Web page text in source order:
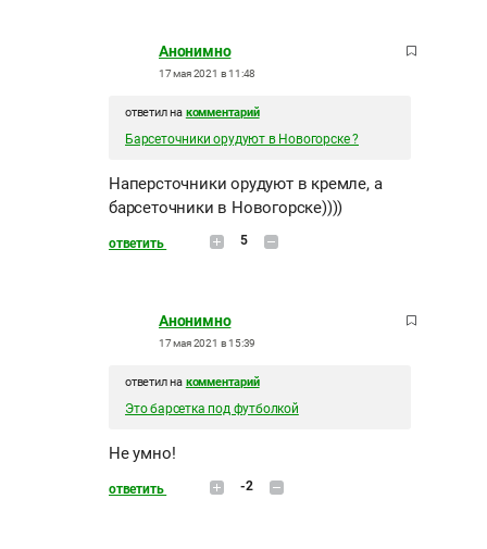
Анонимно
17 мая 2021 в 11:48
ответил на комментарий
Барсеточники орудуют в Новогорске ?
Наперсточники орудуют в кремле, а
барсеточники в Новогорске))))
ответить 5
Анонимно
17 мая 2021 в 15:39
ответил на комментарий
Это барсетка под футболкой
Не умно!
ответить -2